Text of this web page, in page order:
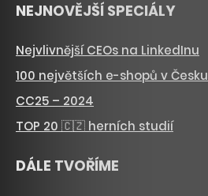
NEJNOVĚJŠÍ SPECIÁLY
Nejvlivnější CEOs na LinkedInu
100 největších e-shopů v Česku
CC25 – 2024
TOP 20 🇨🇿 herních studií
DÁLE TVOŘÍME